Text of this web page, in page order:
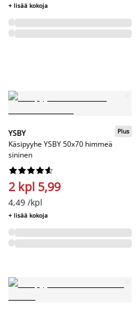
+ lisää kokoja
YSBY
Käsipyyhe YSBY 50x70 himmeä
sininen
Plus






2 kpl 5,99
4,49 /kpl
+ lisää kokoja